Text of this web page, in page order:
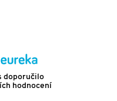
doporučilo
hodnocení